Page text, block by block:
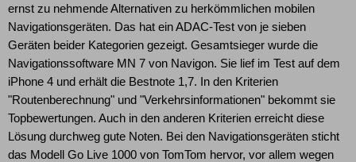
ernst zu nehmende Alternativen zu herkömmlichen mobilen
Navigationsgeräten. Das hat ein ADAC-Test von je sieben
Geräten beider Kategorien gezeigt. Gesamtsieger wurde die
Navigationssoftware MN 7 von Navigon. Sie lief im Test auf dem
iPhone 4 und erhält die Bestnote 1,7. In den Kriterien
"Routenberechnung" und "Verkehrsinformationen" bekommt sie
Topbewertungen. Auch in den anderen Kriterien erreicht diese
Lösung durchweg gute Noten. Bei den Navigationsgeräten sticht
das Modell Go Live 1000 von TomTom hervor, vor allem wegen